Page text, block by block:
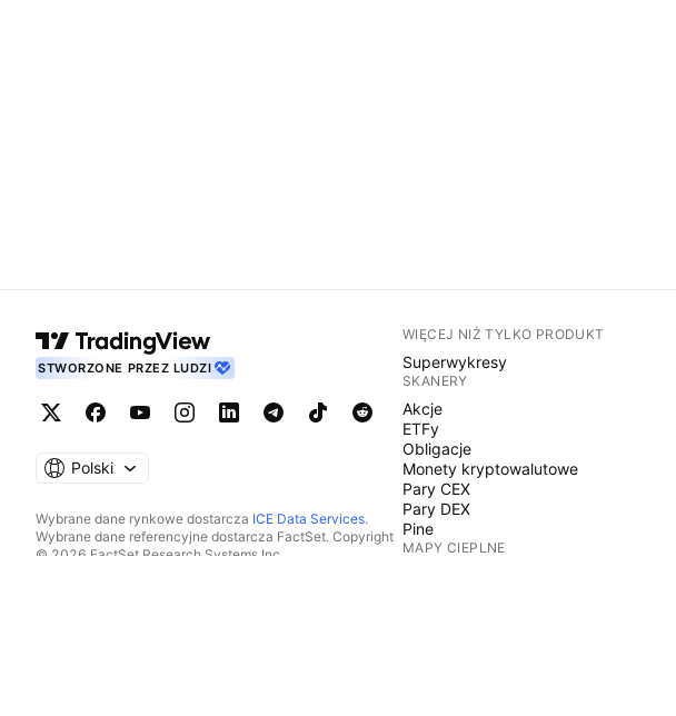
STWORZONE PRZEZ LUDZI
Polski
Wybrane dane rynkowe dostarcza ICE Data Services.
Wybrane dane referencyjne dostarcza FactSet. Copyright
© 2026 FactSet Research Systems Inc.
WIĘCEJ NIŻ TYLKO PRODUKT
Superwykresy
SKANERY
Akcje
ETFy
Obligacje
Monety kryptowalutowe
Pary CEX
Pary DEX
Pine
MAPY CIEPLNE